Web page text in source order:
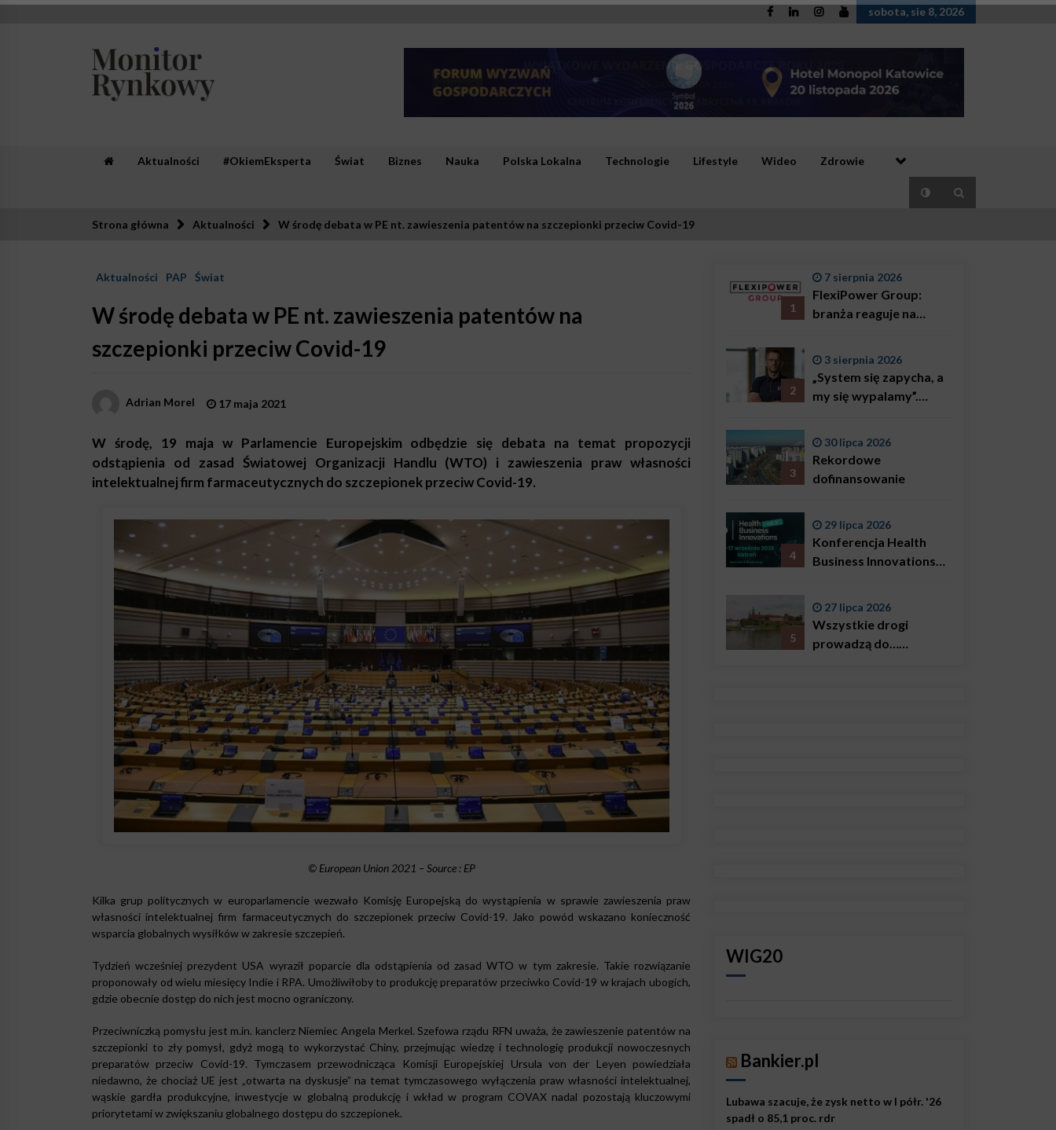
Skip
sobota, sie 8, 2026
Aktualności #OkiemEksperta Świat Biznes Nauka Polska Lokalna Technologie Lifestyle Wideo Zdrowie
Strona główna Aktualności W środę debata w PE nt. zawieszenia patentów na szczepionki przeciw Covid-19
Aktualności PAP Świat
W środę debata w PE nt. zawieszenia patentów na
szczepionki przeciw Covid-19
Adrian Morel 17 maja 2021
W środę, 19 maja w Parlamencie Europejskim odbędzie się debata na temat propozycji
odstąpienia od zasad Światowej Organizacji Handlu (WTO) i zawieszenia praw własności
intelektualnej firm farmaceutycznych do szczepionek przeciw Covid-19.
© European Union 2021 – Source : EP
Kilka grup politycznych w europarlamencie wezwało Komisję Europejską do wystąpienia w sprawie zawieszenia praw
własności intelektualnej firm farmaceutycznych do szczepionek przeciw Covid-19. Jako powód wskazano konieczność
wsparcia globalnych wysiłków w zakresie szczepień.
Tydzień wcześniej prezydent USA wyraził poparcie dla odstąpienia od zasad WTO w tym zakresie. Takie rozwiązanie
proponowały od wielu miesięcy Indie i RPA. Umożliwiłoby to produkcję preparatów przeciwko Covid-19 w krajach ubogich,
gdzie obecnie dostęp do nich jest mocno ograniczony.
Przeciwniczką pomysłu jest m.in. kanclerz Niemiec Angela Merkel. Szefowa rządu RFN uważa, że zawieszenie patentów na
szczepionki to zły pomysł, gdyż mogą to wykorzystać Chiny, przejmując wiedzę i technologię produkcji nowoczesnych
preparatów przeciw Covid-19. Tymczasem przewodnicząca Komisji Europejskiej Ursula von der Leyen powiedziała
niedawno, że chociaż UE jest „otwarta na dyskusje” na temat tymczasowego wyłączenia praw własności intelektualnej,
wąskie gardła produkcyjne, inwestycje w globalną produkcję i wkład w program COVAX nadal pozostają kluczowymi
priorytetami w zwiększaniu globalnego dostępu do szczepionek.
1
7 sierpnia 2026
FlexiPower Group:
branża reaguje na
2
3 sierpnia 2026
„System się zapycha, a
my się wypalamy”.
Bączkowski, mówi
wprost: problemem są
3
30 lipca 2026
Rekordowe
dofinansowanie
4
29 lipca 2026
Konferencja Health
Business Innovations
5
27 lipca 2026
Wszystkie drogi
prowadzą do…
WIG20
Bankier.pl
Lubawa szacuje, że zysk netto w I półr. '26
spadł o 85,1 proc. rdr